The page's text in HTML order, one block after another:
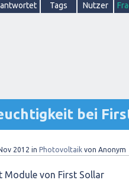
Tags Nutzer
bei
2012 in Photovoltaik von Anonym
Module von First Sollar